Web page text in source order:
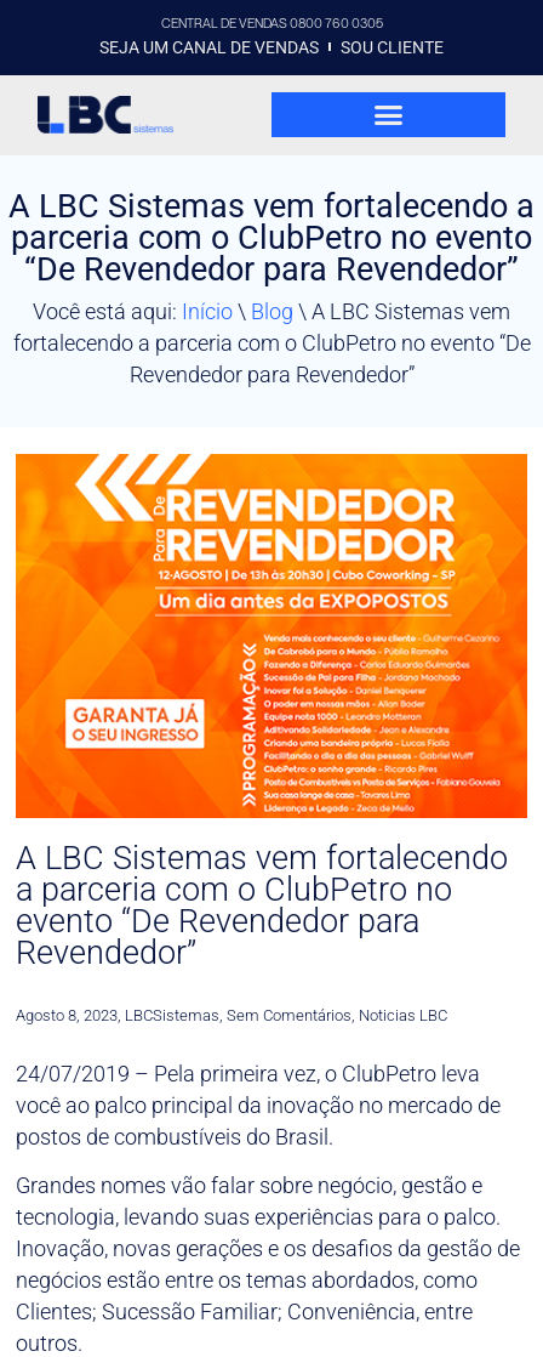
CENTRAL DE VENDAS 0800 760 0305
SEJA UM CANAL DE VENDAS SOU CLIENTE
A LBC Sistemas vem fortalecendo a
parceria com o ClubPetro no evento
“De Revendedor para Revendedor”
Você está aqui: Início\ Blog \ A LBC Sistemas vem
fortalecendo a parceria com o ClubPetro no evento “De
Revendedor para Revendedor”
A LBC Sistemas vem fortalecendo
a parceria com o ClubPetro no
evento “De Revendedor para
Revendedor”
Agosto 8, 2023, LBCSistemas, Sem Comentários, Noticias LBC
24/07/2019 – Pela primeira vez, o ClubPetro leva
você ao palco principal da inovação no mercado de
postos de combustíveis do Brasil.
Grandes nomes vão falar sobre negócio, gestão e
tecnologia, levando suas experiências para o palco.
Inovação, novas gerações e os desafios da gestão de
negócios estão entre os temas abordados, como
Clientes; Sucessão Familiar; Conveniência, entre
outros.